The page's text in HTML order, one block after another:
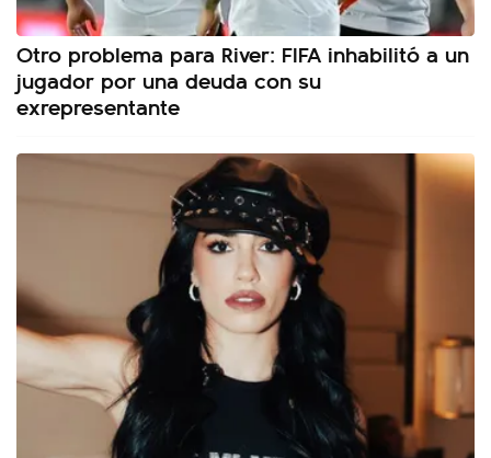
Otro problema para River: FIFA inhabilitó a un
jugador por una deuda con su
exrepresentante